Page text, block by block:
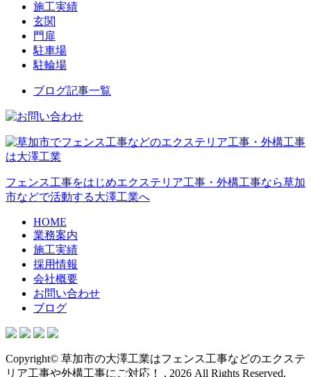
施工実績
玄関
門扉
駐車場
駐輪場
ブログ記事一覧
フェンス工事をはじめエクステリア工事・外構工事なら草加
市などで活動する大澤工業へ
HOME
業務案内
施工実績
採用情報
会社概要
お問い合わせ
ブログ
Copyright© 草加市の大澤工業はフェンス工事などのエクステ
リア工事や外構工事にご対応！ , 2026 All Rights Reserved.